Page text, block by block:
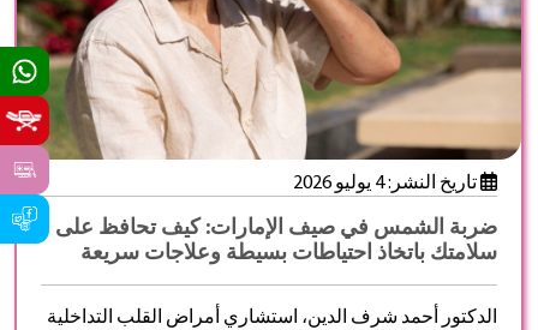
تاريخ النشر: 4 يوليو 2026
ضربة الشمس في صيف الإمارات: كيف تحافظ على
سلامتك باتخاذ احتياطات بسيطة وعلاجات سريعة
الدكتور أحمد شرف الدين، استشاري أمراض القلب التداخلية